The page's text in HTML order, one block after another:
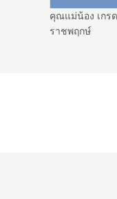
คุณแม่น้อง เกร
ราชพฤกษ์